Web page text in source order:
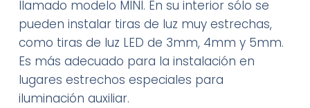
llamado modelo MINI. En su interior sólo se
pueden instalar tiras de luz muy estrechas,
como tiras de luz LED de 3mm, 4mm y 5mm.
Es más adecuado para la instalación en
lugares estrechos especiales para
iluminación auxiliar.